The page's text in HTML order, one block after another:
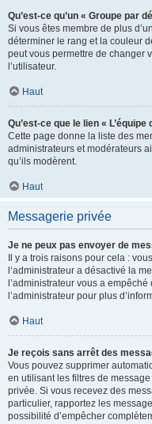
Qu’est-ce qu’un « Groupe par
Si vous êtes membre de plus
déterminer le rang et la couleur
peut vous permettre de changer
l’utilisateur.
Haut
Qu’est-ce que le lien « L’équipe
Cette page donne la liste des
administrateurs et modérateurs
qu’ils modèrent.
Haut
Messagerie privée
Je ne peux pas envoyer de
Il y a trois raisons pour cela :
l’administrateur a désactivé la
l’administrateur vous a
l’administrateur pour plus
Haut
Je reçois sans arrêt des
Vous pouvez supprimer
en utilisant les filtres de
privée. Si vous recevez des
particulier, rapportez les
possibilité d’empêcher